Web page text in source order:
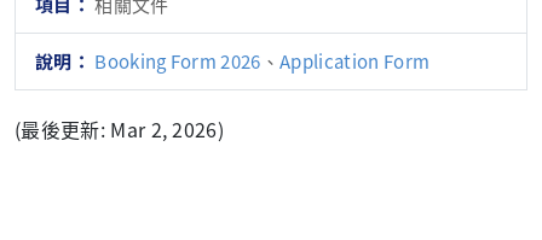
Booking Form 2026 、Application Form
(最後更新: Mar 2, 2026)